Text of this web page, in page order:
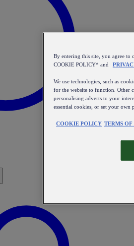
By entering this site, you agree to
COOKIE POLICY* and
We use technologies, such as
for the website to function. Other
personalising adverts to your
essential cookies, or set your own
COOKIE POLICY TERMS OF